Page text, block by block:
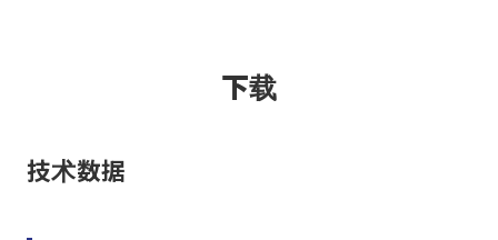
下载
技术数据